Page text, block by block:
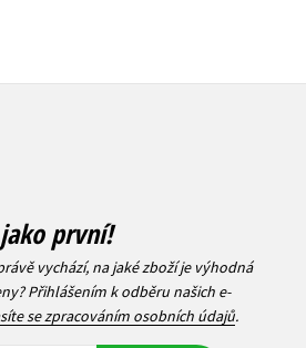
první!
vychází, na jaké zboží je výhodná
Přihlášením k odběru našich e-
se zpracováním osobních údajů.